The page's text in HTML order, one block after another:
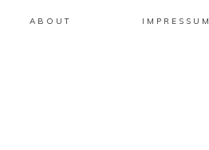
ABOUT IMPRESSUM